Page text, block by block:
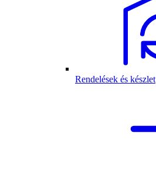
Rendelések és készlet